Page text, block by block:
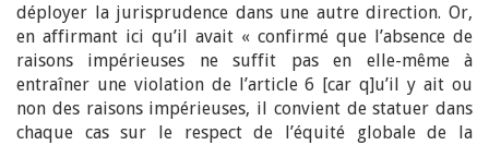
déployer la jurisprudence dans une autre direction. Or,
en affirmant ici qu’il avait « confirmé que l’absence de
raisons impérieuses ne suffit pas en elle-même à
entraîner une violation de l’article 6 [car q]u’il y ait ou
non des raisons impérieuses, il convient de statuer dans
chaque cas sur le respect de l’équité globale de la